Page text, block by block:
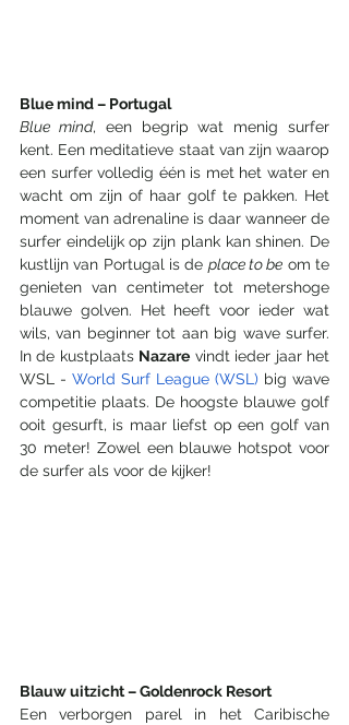
Blue mind – Portugal
Blue mind, een begrip wat menig surfer
kent. Een meditatieve staat van zijn waarop
een surfer volledig één is met het water en
wacht om zijn of haar golf te pakken. Het
moment van adrenaline is daar wanneer de
surfer eindelijk op zijn plank kan shinen. De
kustlijn van Portugal is de place to be om te
genieten van centimeter tot metershoge
blauwe golven. Het heeft voor ieder wat
In de kustplaats Nazare
WSL - World Surf League (WSL) big wave
competitie plaats. De hoogste blauwe golf
ooit gesurft, is maar liefst op een golf van
30 meter! Zowel een blauwe hotspot voor
de surfer als voor de kijker!
Blauw uitzicht – Goldenrock Resort
Een verborgen parel in het Caribische